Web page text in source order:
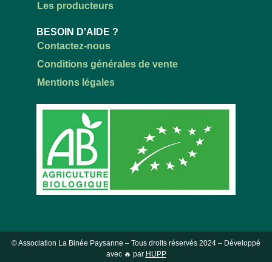
Les producteurs
BESOIN D'AIDE ?
Contactez-nous
Conditions générales de vente
Mentions légales
© Association La Binée Paysanne – Tous droits réservés 2024 – Développé
avec 🔥 par HUPP